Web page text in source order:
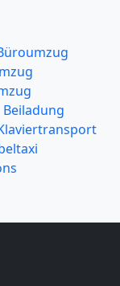
Beiladung